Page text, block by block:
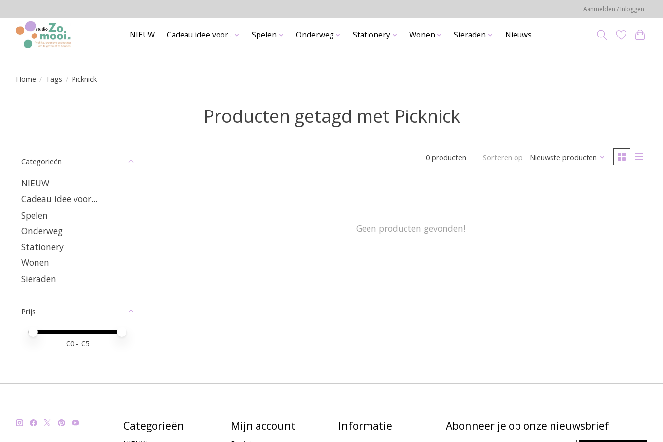
Aanmelden / Inloggen
NIEUW Cadeau idee voor... Spelen Onderweg Stationery Wonen Sieraden Nieuws
Home / Tags / Picknick
Producten getagd met Picknick
Categorieën
NIEUW
Cadeau idee voor...
Spelen
Onderweg
Stationery
Wonen
Sieraden
Prijs
Minimale prijswaarde
Price maximum value
€0 - €5
0 producten Sorteren op Nieuwste producten
Geen producten gevonden!
Categorieën Mijn account Informatie Abonneer je op onze nieuwsbrief